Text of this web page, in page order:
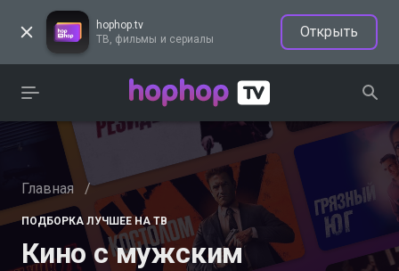
hophop.tv
ТВ, фильмы и сериалы
Открыть
Главная /
ПОДБОРКА ЛУЧШЕЕ НА ТВ
Кино с мужским